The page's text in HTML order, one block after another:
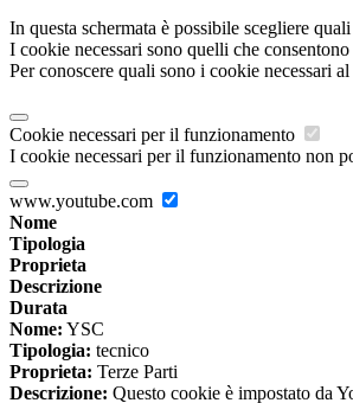
In questa schermata è possibile scegliere
I cookie necessari sono quelli che
Per conoscere quali sono i cookie necessari
Cookie necessari per il funzionamento
I cookie necessari per il funzionamento non
www.youtube.com
Nome
Tipologia
Proprieta
Descrizione
Durata
Nome: YSC
Tipologia: tecnico
Proprieta: Terze Parti
Descrizione: Questo cookie è impostato da